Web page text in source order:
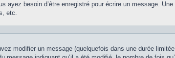
ayez besoin d’être enregistré pour écrire un message.
etc.
modifier un message (quelquefois dans une durée